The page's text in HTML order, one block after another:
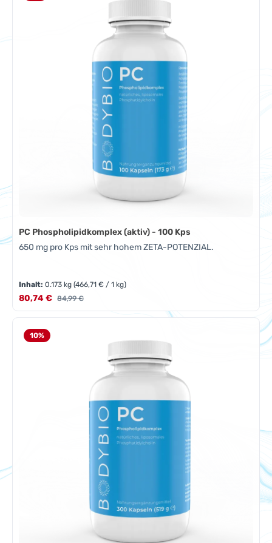
PC Phospholipidkomplex (aktiv) - 100 Kps
650 mg pro Kps mit sehr hohem ZETA-POTENZIAL.
Inhalt:0.173 kg(466,71 € / 1 kg)
Verkaufspreis:
80,74 € Regulärer Preis:
84,99 €
10%